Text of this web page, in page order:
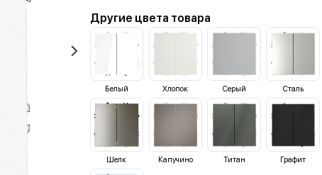
Другие цвета товара
Белый Хлопок Серый Сталь
Шелк Капучино Титан Графит